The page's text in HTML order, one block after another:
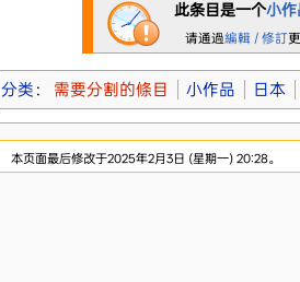
此条目是一个小作
请通過編輯 / 修訂
分类 ： 需要分割的條目 小作品 日本
本页面最后修改于2025年2月3日 (星期一) 20:28。